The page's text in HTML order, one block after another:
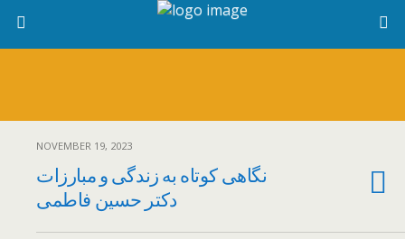
NOVEMBER 19, 2023
نگاهی کوتاه به زندگی و مبارزات
دکتر حسین فاطمی